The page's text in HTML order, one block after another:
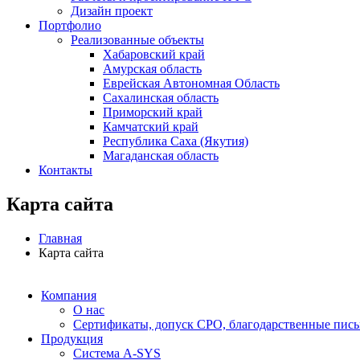
Дизайн проект
Портфолио
Реализованные объекты
Хабаровский край
Амурская область
Еврейская Автономная Область
Сахалинская область
Приморский край
Камчатский край
Республика Саха (Якутия)
Магаданская область
Контакты
Карта сайта
Главная
Карта сайта
Компания
О нас
Сертификаты, допуск СРО, благодарственные
Продукция
Система A-SYS